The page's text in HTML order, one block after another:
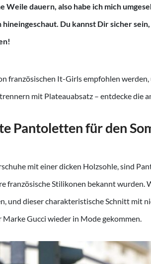
Weile dauern, also habe ich mich
Du kannst Dir sicher
französischen It-Girls empfohlen
mit Plateauabsatz – entdecke die
Pantoletten für den
mit einer dicken Holzsohle, sind
französische Stilikonen bekannt wurden.
und dieser charakteristische Schnitt mit
Marke Gucci wieder in Mode gekommen.